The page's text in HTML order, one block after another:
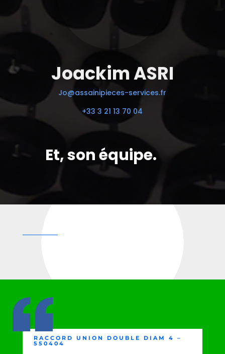
Joackim ASRI
Jo@assainipieces-services.fr
+33 3 21 13 70 04
Et, son équipe.
RACCORD UNION DOUBLE DIAM 4 –
550404